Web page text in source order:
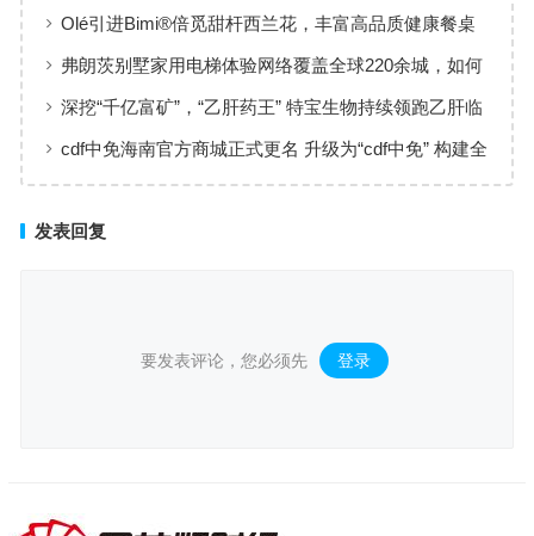
黄金赛道
Olé引进Bimi®倍觅甜杆西兰花，丰富高品质健康餐桌
新选择
弗朗茨别墅家用电梯体验网络覆盖全球220余城，如何
实现高效服务响应
深挖“千亿富矿”，“乙肝药王” 特宝生物持续领跑乙肝临
床治愈
cdf中免海南官方商城正式更名 升级为“cdf中免” 构建全
发表回复
要发表评论，您必须先 登录 。